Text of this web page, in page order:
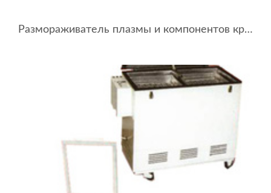
Размораживатель плазмы и компонентов крови SAHARA III